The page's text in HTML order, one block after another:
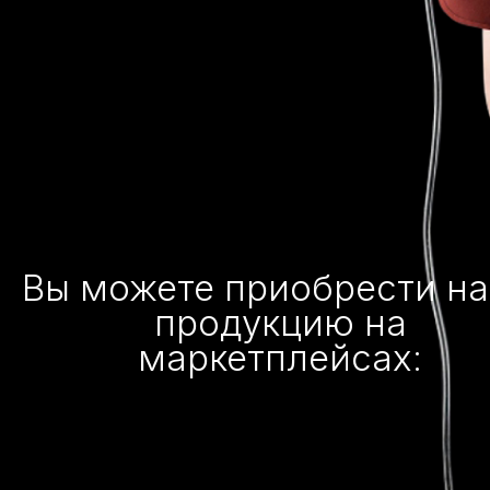
Вы можете приобрести
продукцию на
маркетплейсах: